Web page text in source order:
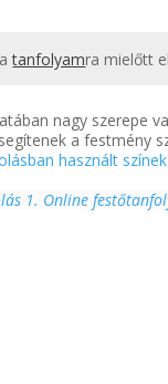
atanfolyamra mielőtt
nagy szerepe
a festmény
használt
1. Online